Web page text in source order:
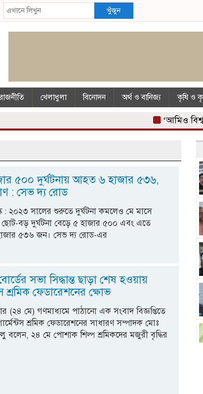
খুঁজুন
খেলাধুলা বিনোদন অর্থ ও বানিজ্য কৃষি ও
‘আমিও বিশ্বাস
৫০০ দুর্ঘটনায় আহত ৬ হাজার ৫৩৬,
: সেভ দ্য রোড
: ২০২৩ সালের শুরুতে দুর্ঘটনা কমলেও মে মাসে
বড় দুর্ঘটনা বেড়ে ৫ হাজার ৫০০ এবং এতে
৫৩৬ জন। সেভ দ্য রোড-এর
সভা সিদ্ধান্ত ছাড়া শেষ হওয়ায়
শ্রমিক ফেডারেশনের ক্ষোভ
(২৪ মে) গণমাধ্যমে পাঠানো এক সংবাদ বিজ্ঞপ্তিতে
শ্রমিক ফেডারেশনের সাধারণ সম্পাদক মোঃ
বলেন, ২৪ মে পোশাক শিল্প শ্রমিকদের মজুরী বৃদ্ধির